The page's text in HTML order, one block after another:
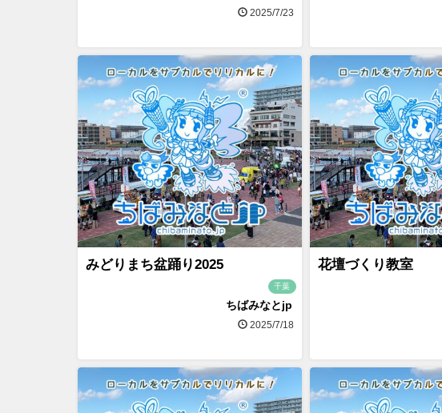
2025/7/23
みどりまち盆踊り2025
千葉
ちばみなとjp
2025/7/18
花壇づくり教室